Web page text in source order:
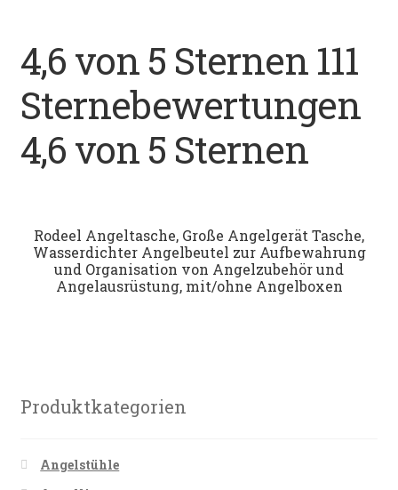
Angelvideos
Datenschutz
Impressum
Shop
4,6 von 5 Sternen 111
Sternebewertungen
4,6 von 5 Sternen
Rodeel Angeltasche, Große Angelgerät Tasche,
Wasserdichter Angelbeutel zur Aufbewahrung
und Organisation von Angelzubehör und
Angelausrüstung, mit/ohne Angelboxen
Produktkategorien
Angelstühle